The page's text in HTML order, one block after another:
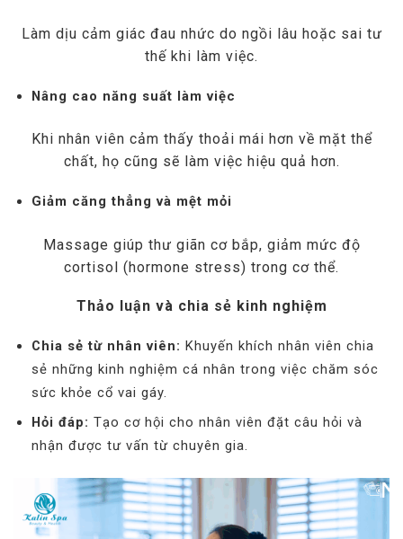
Làm dịu cảm giác đau nhức do ngồi lâu hoặc sai tư
thế khi làm việc.
Nâng cao năng suất làm việc
Khi nhân viên cảm thấy thoải mái hơn về mặt thể
chất, họ cũng sẽ làm việc hiệu quả hơn.
Giảm căng thẳng và mệt mỏi
Massage giúp thư giãn cơ bắp, giảm mức độ
cortisol (hormone stress) trong cơ thể.
Thảo luận và chia sẻ kinh nghiệm
Chia sẻ từ nhân viên: Khuyến khích nhân viên chia
sẻ những kinh nghiệm cá nhân trong việc chăm sóc
sức khỏe cổ vai gáy.
Hỏi đáp: Tạo cơ hội cho nhân viên đặt câu hỏi và
nhận được tư vấn từ chuyên gia.